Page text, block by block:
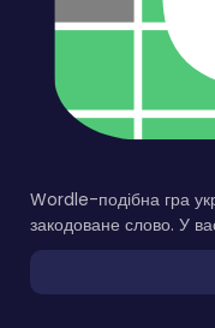
Wordle-подібна гра
закодоване слово. У